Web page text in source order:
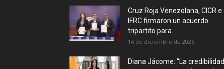
Cruz Roja Venezolana, CICR e
IFRC firmaron un acuerdo
tripartito para...
14 de diciembre de 2025
Diana Jácome: “La credibilidad